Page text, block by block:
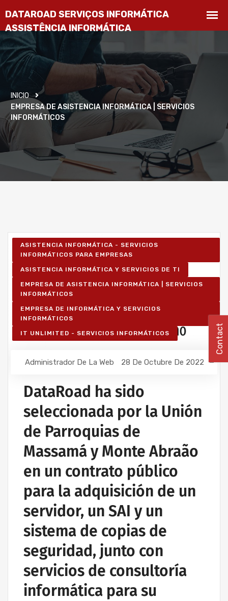
INICIO
EMPRESA DE ASISTENCIA INFORMÁTICA | SERVICIOS
INFORMÁTICOS
ASISTENCIA INFORMÁTICA - SERVICIOS
INFORMÁTICOS PARA EMPRESAS
ASISTENCIA INFORMÁTICA Y SERVICIOS DE TI
EMPRESA DE ASISTENCIA INFORMÁTICA | SERVICIOS
INFORMÁTICOS
EMPRESA DE INFORMÁTICA Y SERVICIOS
INFORMÁTICOS
IT UNLIMITED - SERVICIOS INFORMÁTICOS
Administrador De La Web 28 De Octubre De 2022
DataRoad ha sido
seleccionada por la Unión
de Parroquias de
Massamá y Monte Abraão
en un contrato público
para la adquisición de un
servidor, un SAI y un
sistema de copias de
seguridad, junto con
servicios de consultoría
informática para su
Contact